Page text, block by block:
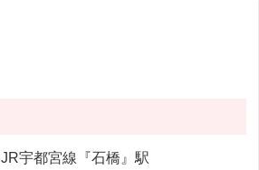
JR宇都宮線『石橋』駅